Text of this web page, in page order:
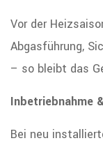
Vor der
Abgasführung,
– so bleibt das
Inbetriebnahme
Bei neu